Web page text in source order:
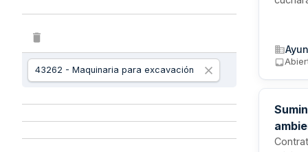
43262 - Maquinaria para excavación